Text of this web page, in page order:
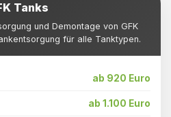
Tanks
und Demontage von GFK
für alle Tanktypen.
ab 920 Euro
ab 1.100 Euro